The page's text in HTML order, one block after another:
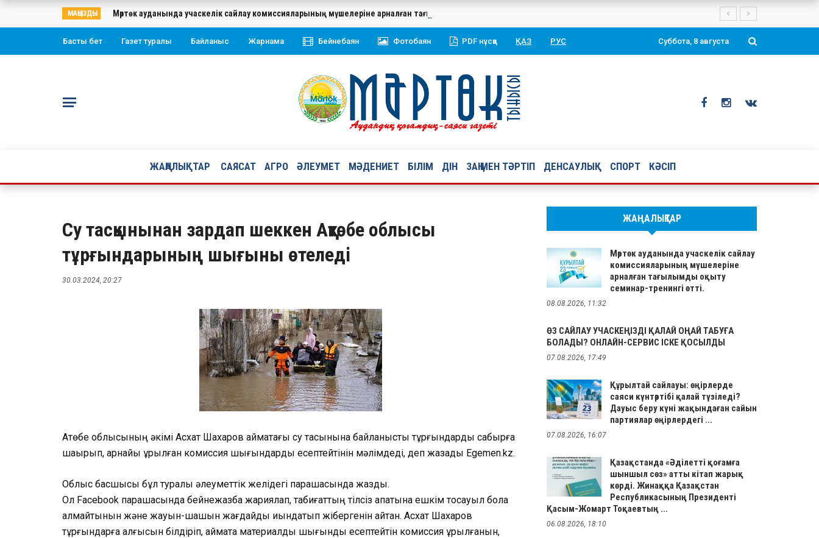
МАҢЫЗДЫ Мәртөк ауданында учаскелік сайлау комиссияларының мүшелеріне арналған тағылымды оқыту семинар-тренингі өтті.
Басты бет Газет туралы Байланыс Жарнама Бейнебаян Фотобаян PDF нұсқа ҚАЗ РУС Суббота, 8 августа
ЖАҢАЛЫҚТАР САЯСАТ АГРО ӘЛЕУМЕТ МӘДЕНИЕТ БІЛІМ ДІН ЗАҢ МЕН ТӘРТІП ДЕНСАУЛЫҚ СПОРТ КӘСІП
Су тасқынынан зардап шеккен Ақтөбе облысы
тұрғындарының шығыны өтеледі
30.03.2024, 20:27
Ақтөбе облысының әкімі Асхат Шахаров аймақтағы су тасқынына байланысты тұрғындарды сабырға
шақырып, арнайы құрылған комиссия шығындарды есептейтінін мәлімдеді, деп жазады Egemen.kz.
Облыс басшысы бұл туралы әлеуметтік желідегі парақшасында жазды.
Ол Facebook парақшасында бейнежазба жариялап, табиғаттың тілсіз апатына ешкім тосқауыл бола
алмайтынын және жауын-шашын жағдайды қиындатып жібергенін айтқан. Асхат Шахаров
тұрғындарға алғысын білдіріп, аймақта материалдық шығынды есептейтін комиссия құрылғанын,
ЖАҢАЛЫҚТАР
Мәртөк ауданында учаскелік сайлау
комиссияларының мүшелеріне
арналған тағылымды оқыту
семинар-тренингі өтті.
08.08.2026, 11:32
ӨЗ САЙЛАУ УЧАСКЕҢІЗДІ ҚАЛАЙ ОҢАЙ ТАБУҒА
БОЛАДЫ? ОНЛАЙН-СЕРВИС ІСКЕ ҚОСЫЛДЫ
07.08.2026, 17:49
Құрылтай сайлауы: өңірлерде
саяси күнтәртібі қалай түзіледі?
Дауыс беру күні жақындаған сайын
партиялар өңірлердегі ...
07.08.2026, 16:07
Қазақстанда «Әділетті қоғамға
шыншыл сөз» атты кітап жарық
көрді. Жинаққа Қазақстан
Республикасының Президенті
Қасым-Жомарт Тоқаевтың ...
06.08.2026, 18:10